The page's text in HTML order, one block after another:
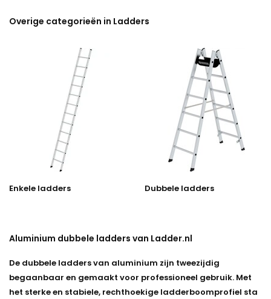
Overige categorieën in Ladders
Enkele ladders Dubbele ladders
Aluminium dubbele ladders van Ladder.nl
De dubbele ladders van aluminium zijn tweezijdig
begaanbaar en gemaakt voor professioneel gebruik. Met
het sterke en stabiele, rechthoekige ladderboomprofiel sta